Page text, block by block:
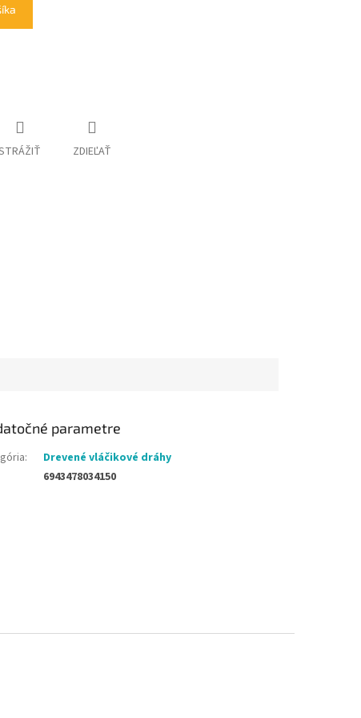
ZDIEĽAŤ
parametre
:
Drevené vláčikové dráhy
6943478034150